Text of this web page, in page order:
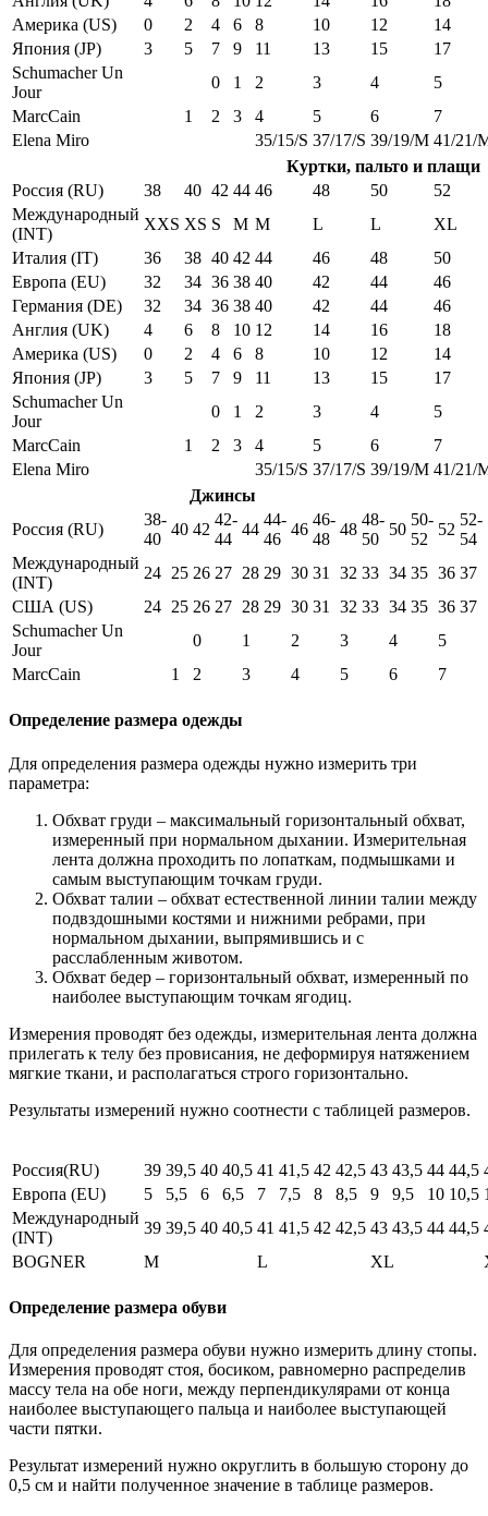
Америка (US)
0 2 4 6 8 10 12
14
Япония (JP)
3 5 7 9 11 13 15
17
Schumacher Un
Jour
0 1 2 3 4
5
MarcCain
1 2 3 4 5 6
7
Elena Miro
35/15/S 37/17/S 39/19/M 41/21/
Куртки, пальто и плащи
Россия (RU)
38 40 42 44 46 48 50
52
Международный
(INT)
XXS XS S M M L L
XL
Италия (IT)
36 38 40 42 44 46 48
50
Европа (EU)
32 34 36 38 40 42 44
46
Германия (DE)
32 34 36 38 40 42 44
46
Англия (UK)
4 6 8 10 12 14 16
18
Америка (US)
0 2 4 6 8 10 12
14
Япония (JP)
3 5 7 9 11 13 15
17
Schumacher Un
Jour
0 1 2 3 4
5
MarcCain
1 2 3 4 5 6
7
Elena Miro
35/15/S 37/17/S 39/19/M 41/21/
Джинсы
Россия (RU)
38-
40
40 42
42-
44
44
44-
46
46
46-
48
48
48-
50
50
50-
52
52
52-
54
Международный
(INT)
24 25 26 27 28 29 30 31 32 33 34 35 36 37
США (US)
24 25 26 27 28 29 30 31 32 33 34 35 36 37
Schumacher Un
Jour
0 1 2 3 4
5
MarcCain
1 2 3 4 5 6 7
Определение размера одежды
Для определения размера одежды нужно измерить три
параметра:
Обхват груди – максимальный горизонтальный обхват,
измеренный при нормальном дыхании. Измерительная
лента должна проходить по лопаткам, подмышками и
самым выступающим точкам груди.
Обхват талии – обхват естественной линии талии между
подвздошными костями и нижними ребрами, при
нормальном дыхании, выпрямившись и с
расслабленным животом.
Обхват бедер – горизонтальный обхват, измеренный по
наиболее выступающим точкам ягодиц.
Измерения проводят без одежды, измерительная лента должна
прилегать к телу без провисания, не деформируя натяжением
мягкие ткани, и располагаться строго горизонтально.
Результаты измерений нужно соотнести с таблицей размеров.
Россия(RU) 39 39,5 40 40,5 41 41,5 42 42,5 43 43,5 44 44,5
Европа (EU)
5 5,5 6 6,5 7 7,5 8 8,5 9 9,5 10 10,5
Международный
(INT)
39 39,5 40 40,5 41 41,5 42 42,5 43 43,5 44 44,5
BOGNER
M L XL
Определение размера обуви
Для определения размера обуви нужно измерить длину стопы.
Измерения проводят стоя, босиком, равномерно распределив
массу тела на обе ноги, между перпендикулярами от конца
наиболее выступающего пальца и наиболее выступающей
части пятки.
Результат измерений нужно округлить в большую сторону до
0,5 см и найти полученное значение в таблице размеров.